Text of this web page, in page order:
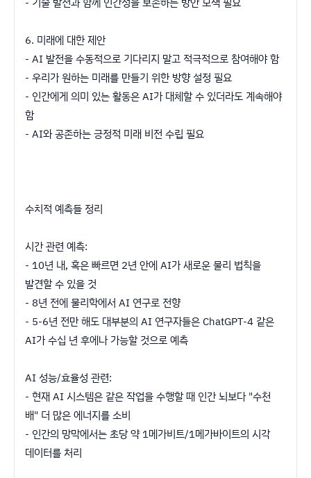
6. 미래에 대한 제안
- AI 발전을 수동적으로 기다리지 말고 적극적으로 참여해야 함
- 우리가 원하는 미래를 만들기 위한 방향 설정 필요
- 인간에게 의미 있는 활동은 AI가 대체할 수 있더라도 계속해야
함
- AI와 공존하는 긍정적 미래 비전 수립 필요
수치적 예측들 정리
시간 관련 예측:
- 10년 내, 혹은 빠르면 2년 안에 AI가 새로운 물리 법칙을
발견할 수 있을 것
- 8년 전에 물리학에서 AI 연구로 전향
- 5-6년 전만 해도 대부분의 AI 연구자들은 ChatGPT-4 같은
AI가 수십 년 후에나 가능할 것으로 예측
AI 성능/효율성 관련:
- 현재 AI 시스템은 같은 작업을 수행할 때 인간 뇌보다 "수천
배" 더 많은 에너지를 소비
- 인간의 망막에서는 초당 약 1메가비트/1메가바이트의 시각
데이터를 처리